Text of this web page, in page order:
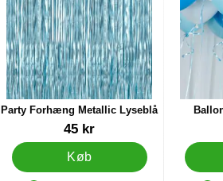
Party Forhæng Metallic Lyseblå
45 kr
Køb